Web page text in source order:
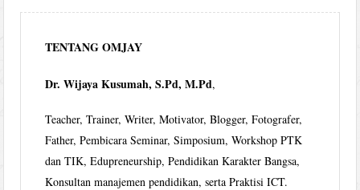
TENTANG OMJAY
Dr. Wijaya Kusumah, S.Pd, M.Pd,
Teacher, Trainer, Writer, Motivator, Blogger, Fotografer,
Father, Pembicara Seminar, Simposium, Workshop PTK
dan TIK, Edupreneurship, Pendidikan Karakter Bangsa,
Konsultan manajemen pendidikan, serta Praktisi ICT.